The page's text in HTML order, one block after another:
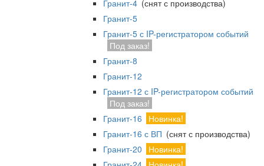
Гранит-4 (снят с производства)
Гранит-5
Гранит-5 с IP-регистратором событий
Под заказ!
Гранит-8
Гранит-12
Гранит-12 с IP-регистратором событий
Под заказ!
Гранит-16
Новинка!
Гранит-16 с ВП (снят с производства)
Гранит-20
Новинка!